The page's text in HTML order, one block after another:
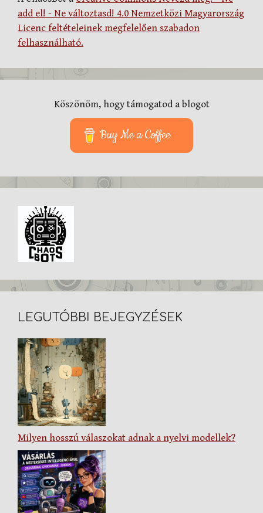
add el! - Ne változtasd! 4.0 Nemzetközi Magyarország
Licenc feltételeinek megfelelően szabadon
felhasználható.
Köszönöm, hogy támogatod a blogot
Buy Me a Coffee
LEGUTÓBBI BEJEGYZÉSEK
Milyen hosszú válaszokat adnak a nyelvi modellek?